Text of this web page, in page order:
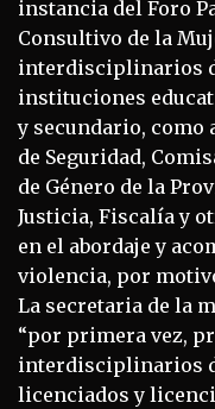
instancia del Foro
Consultivo de la
interdisciplinarios
instituciones
y secundario, como
de Seguridad,
de Género de la
Justicia, Fiscalía y
en el abordaje y
violencia, por
La secretaria de la
“por primera vez,
interdisciplinarios
licenciados y